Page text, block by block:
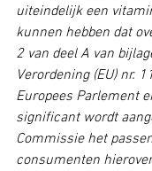
uiteindelijk een
kunnen hebben dat
2 van deel A van
Verordening (EU) nr.
Europees Parlement
significant wordt
Commissie het
consumenten